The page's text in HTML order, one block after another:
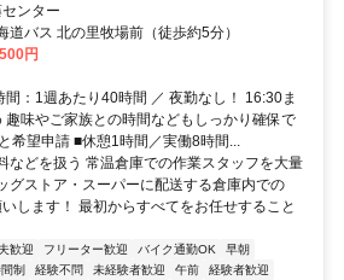
ンター
道バス 北の里牧場前（徒歩約5分）
円
：1週あたり40時間 ／ 夜勤なし！ 16:30ま
趣味やご家族との時間などもしっかり確保で
希望申請 ■休憩1時間／実働8時間...
などを扱う 常温倉庫での作業スタッフを大量
グストア・スーパーに配送する倉庫内での
いします！ 最初からすべてをお任せすること
歓迎 フリーター歓迎 バイク通勤OK
早朝
制 経験不問 未経験者歓迎 午前
経験者歓迎